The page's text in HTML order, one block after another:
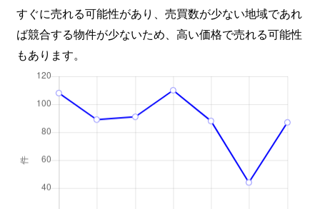
すぐに売れる可能性があり、売買数が少ない地域であれ
ば競合する物件が少ないため、高い価格で売れる可能性
もあります。